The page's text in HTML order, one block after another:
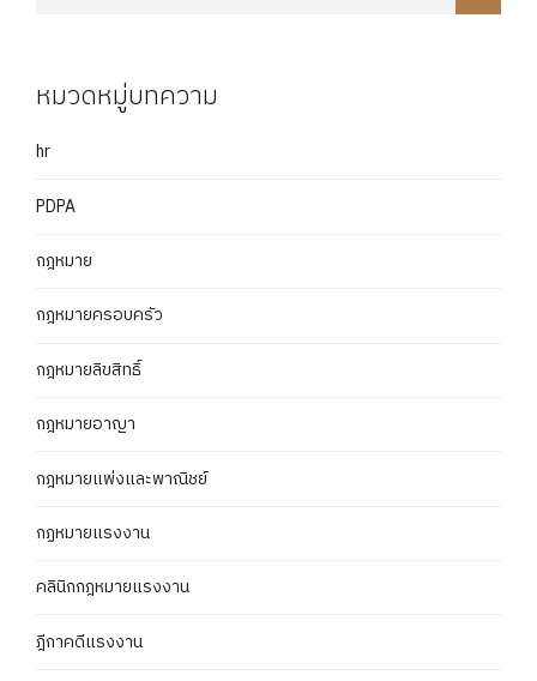
หมวดหมู่บทความ
hr
PDPA
กฎหมาย
กฎหมายครอบครัว
กฎหมายลิขสิทธิ์
กฎหมายอาญา
กฎหมายแพ่งและพาณิชย์
กฏหมายแรงงาน
คลินิกกฎหมายแรงงาน
ฎีกาคดีแรงงาน